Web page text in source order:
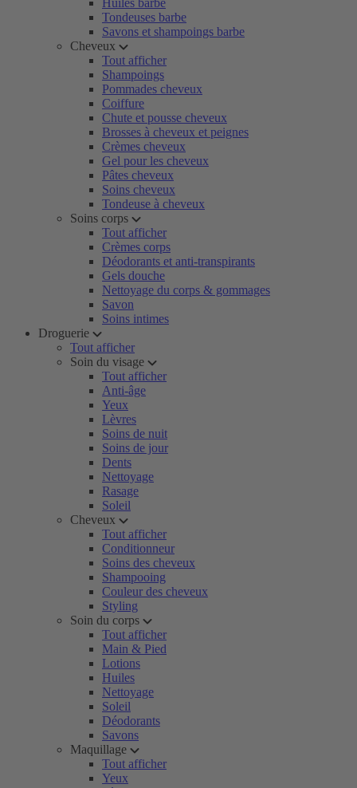
Huiles barbe
Tondeuses barbe
Savons et shampoings barbe
Cheveux
Tout afficher
Shampoings
Pommades cheveux
Coiffure
Chute et pousse cheveux
Brosses à cheveux et peignes
Crèmes cheveux
Gel pour les cheveux
Pâtes cheveux
Soins cheveux
Tondeuse à cheveux
Soins corps
Tout afficher
Crèmes corps
Déodorants et anti-transpirants
Gels douche
Nettoyage du corps & gommages
Savon
Soins intimes
Droguerie
Tout afficher
Soin du visage
Tout afficher
Anti-âge
Yeux
Lèvres
Soins de nuit
Soins de jour
Dents
Nettoyage
Rasage
Soleil
Cheveux
Tout afficher
Conditionneur
Soins des cheveux
Shampooing
Couleur des cheveux
Styling
Soin du corps
Tout afficher
Main & Pied
Lotions
Huiles
Nettoyage
Soleil
Déodorants
Savons
Maquillage
Tout afficher
Yeux